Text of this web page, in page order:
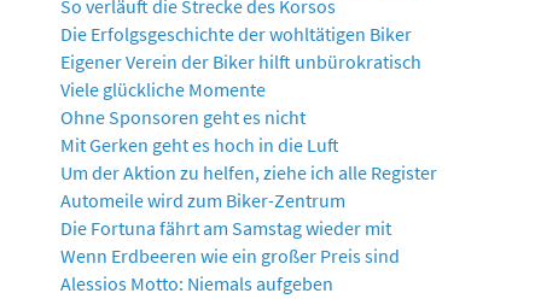
So verläuft die Strecke des Korsos
Die Erfolgsgeschichte der wohltätigen Biker
Eigener Verein der Biker hilft unbürokratisch
Viele glückliche Momente
Ohne Sponsoren geht es nicht
Mit Gerken geht es hoch in die Luft
Um der Aktion zu helfen, ziehe ich alle Register
Automeile wird zum Biker-Zentrum
Die Fortuna fährt am Samstag wieder mit
Wenn Erdbeeren wie ein großer Preis sind
Alessios Motto: Niemals aufgeben